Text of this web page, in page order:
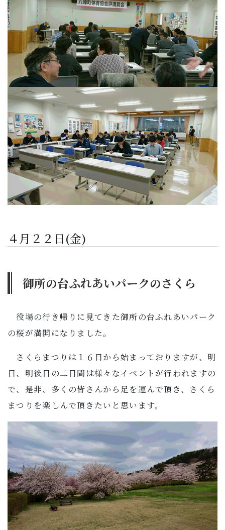
４月２２日(金)
御所の台ふれあいパークのさくら
役場の行き帰りに見てきた御所の台ふれあいパーク
の桜が満開になりました。
さくらまつりは１６日から始まっておりますが、明
日、明後日の二日間は様々なイベントが行われますの
で、是非、多くの皆さんから足を運んで頂き、さくら
まつりを楽しんで頂きたいと思います。